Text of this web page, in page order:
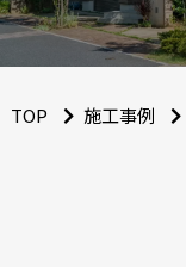
TOP 施工事例